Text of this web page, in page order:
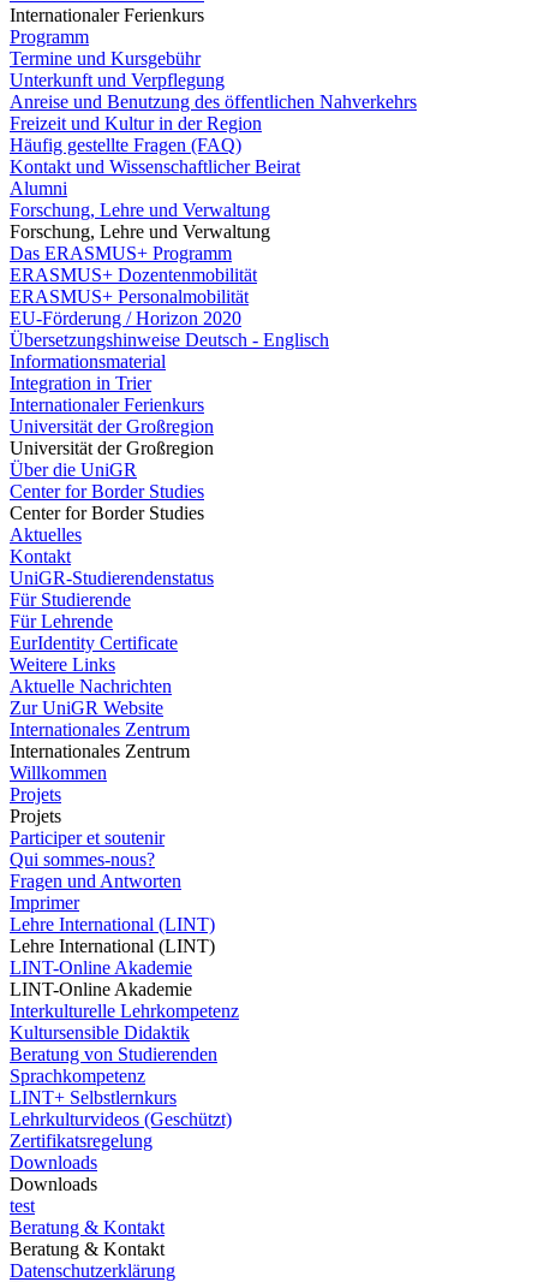
Internationaler Ferienkurs
Programm
Termine und Kursgebühr
Unterkunft und Verpflegung
Anreise und Benutzung des öffentlichen Nahverkehrs
Freizeit und Kultur in der Region
Häufig gestellte Fragen (FAQ)
Kontakt und Wissenschaftlicher Beirat
Alumni
Forschung, Lehre und Verwaltung
Forschung, Lehre und Verwaltung
Das ERASMUS+ Programm
ERASMUS+ Dozentenmobilität
ERASMUS+ Personalmobilität
EU-Förderung / Horizon 2020
Übersetzungshinweise Deutsch - Englisch
Informationsmaterial
Integration in Trier
Internationaler Ferienkurs
Universität der Großregion
Universität der Großregion
Über die UniGR
Center for Border Studies
Center for Border Studies
Aktuelles
Kontakt
UniGR-Studierendenstatus
Für Studierende
Für Lehrende
EurIdentity Certificate
Weitere Links
Aktuelle Nachrichten
Zur UniGR Website
Internationales Zentrum
Internationales Zentrum
Willkommen
Projets
Projets
Participer et soutenir
Qui sommes-nous?
Fragen und Antworten
Imprimer
Lehre International (LINT)
Lehre International (LINT)
LINT-Online Akademie
LINT-Online Akademie
Interkulturelle Lehrkompetenz
Kultursensible Didaktik
Beratung von Studierenden
Sprachkompetenz
LINT+ Selbstlernkurs
Lehrkulturvideos (Geschützt)
Zertifikatsregelung
Downloads
Downloads
test
Beratung & Kontakt
Beratung & Kontakt
Datenschutzerklärung